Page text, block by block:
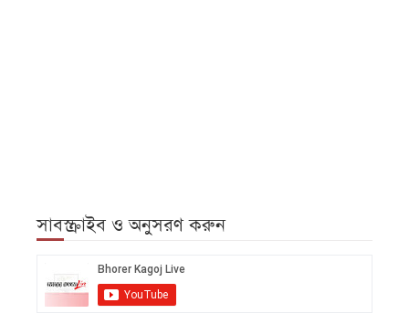
সাবস্ক্রাইব ও অনুসরণ করুন